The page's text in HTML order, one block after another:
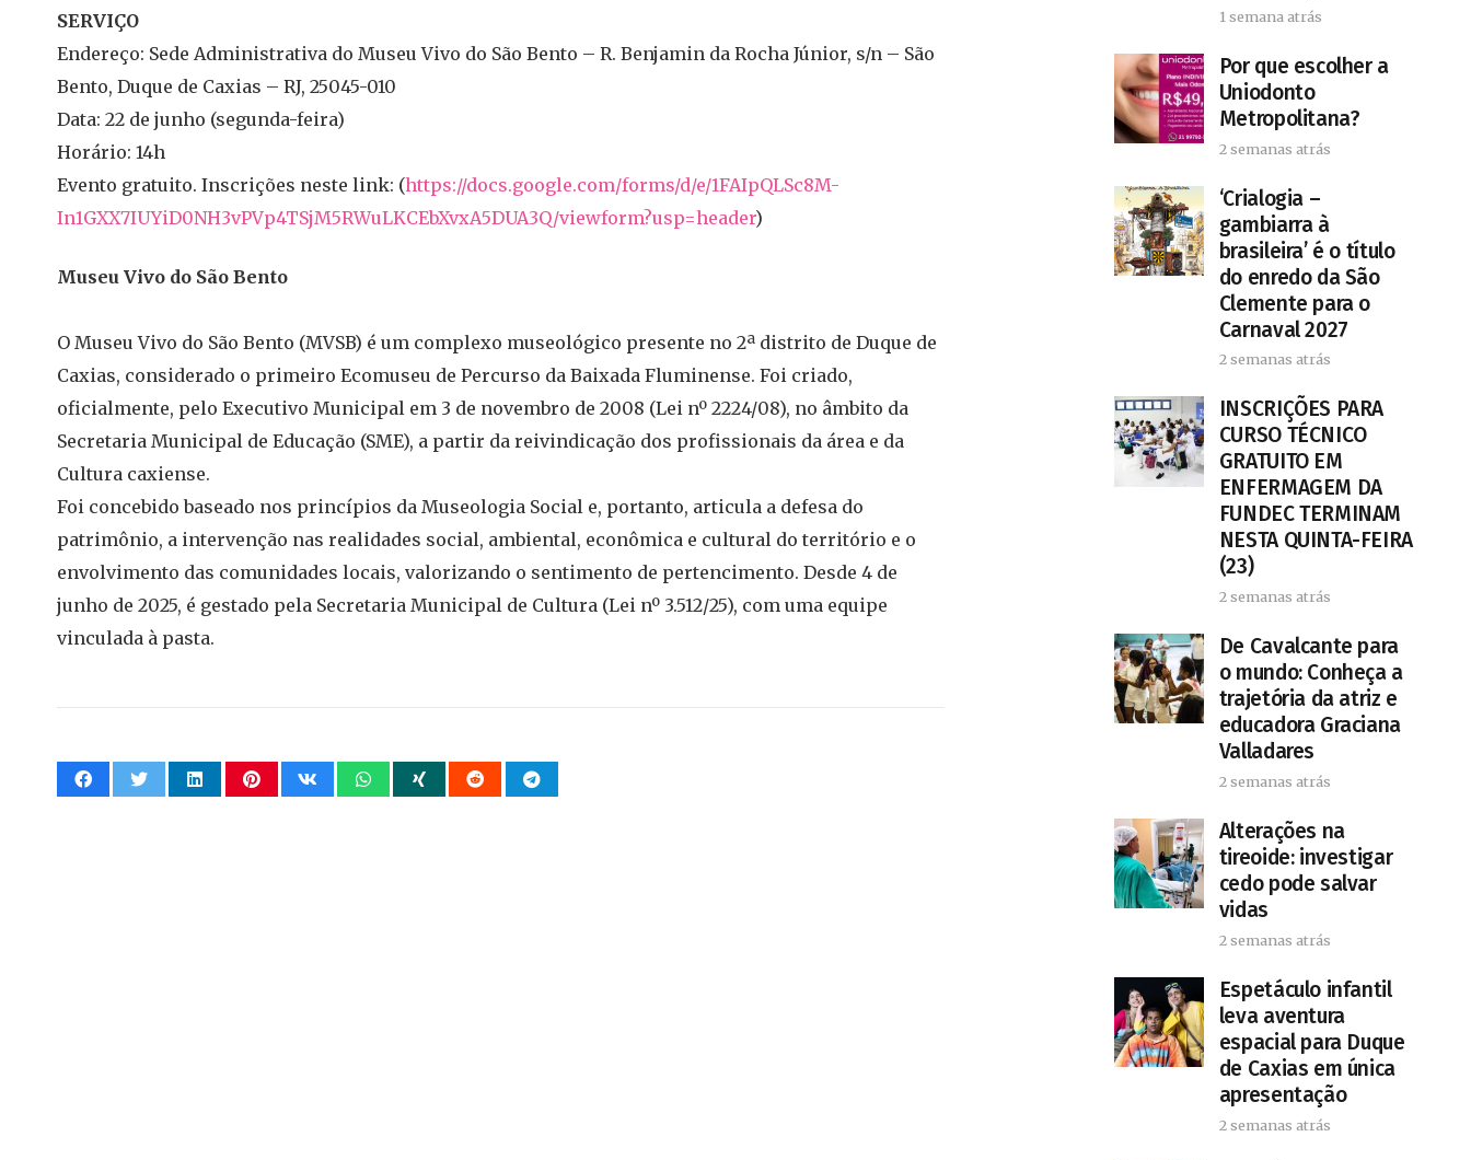
SERVIÇO
Endereço: Sede Administrativa do Museu Vivo do São Bento – R. Benjamin da Rocha Júnior, s/n – São
Bento, Duque de Caxias – RJ, 25045-010
Data: 22 de junho (segunda-feira)
Horário: 14h
Evento gratuito. Inscrições neste link: (https://docs.google.com/forms/d/e/1FAIpQLSc8M-
In1GXX7IUYiD0NH3vPVp4TSjM5RWuLKCEbXvxA5DUA3Q/viewform?usp=header)
Museu Vivo do São Bento
O Museu Vivo do São Bento (MVSB) é um complexo museológico presente no 2ª distrito de Duque de
Caxias, considerado o primeiro Ecomuseu de Percurso da Baixada Fluminense. Foi criado,
oficialmente, pelo Executivo Municipal em 3 de novembro de 2008 (Lei nº 2224/08), no âmbito da
Secretaria Municipal de Educação (SME), a partir da reivindicação dos profissionais da área e da
Cultura caxiense.
Foi concebido baseado nos princípios da Museologia Social e, portanto, articula a defesa do
patrimônio, a intervenção nas realidades social, ambiental, econômica e cultural do território e o
envolvimento das comunidades locais, valorizando o sentimento de pertencimento. Desde 4 de
junho de 2025, é gestado pela Secretaria Municipal de Cultura (Lei nº 3.512/25), com uma equipe
vinculada à pasta.
1 semana atrás
Por que escolher a
Uniodonto
Metropolitana?
2 semanas atrás
‘Crialogia –
gambiarra à
brasileira’ é o título
do enredo da São
Clemente para o
Carnaval 2027
2 semanas atrás
INSCRIÇÕES PARA
CURSO TÉCNICO
GRATUITO EM
ENFERMAGEM DA
FUNDEC TERMINAM
NESTA QUINTA-FEIRA
(23)
2 semanas atrás
De Cavalcante para
o mundo: Conheça a
trajetória da atriz e
educadora Graciana
Valladares
2 semanas atrás
Alterações na
tireoide: investigar
cedo pode salvar
vidas
2 semanas atrás
​Espetáculo infantil
leva aventura
espacial para Duque
de Caxias em única
apresentação
2 semanas atrás